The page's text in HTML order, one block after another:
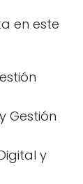
en este
Gestión
y